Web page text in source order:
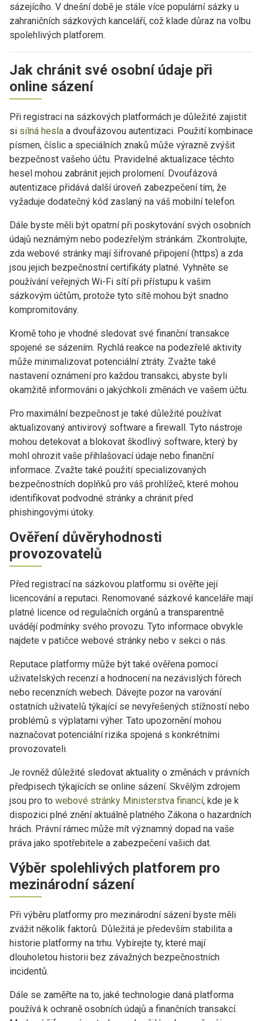
sázejícího. V dnešní době je stále více populární sázky u
zahraničních sázkových kanceláří, což klade důraz na volbu
spolehlivých platforem.
Jak chránit své osobní údaje při
online sázení
Při registraci na sázkových platformách je důležité zajistit
si silná hesla a dvoufázovou autentizaci. Použití kombinace
písmen, číslic a speciálních znaků může výrazně zvýšit
bezpečnost vašeho účtu. Pravidelné aktualizace těchto
hesel mohou zabránit jejich prolomení. Dvoufázová
autentizace přidává další úroveň zabezpečení tím, že
vyžaduje dodatečný kód zaslaný na váš mobilní telefon.
Dále byste měli být opatrní při poskytování svých osobních
údajů neznámým nebo podezřelým stránkám. Zkontrolujte,
zda webové stránky mají šifrované připojení (https) a zda
jsou jejich bezpečnostní certifikáty platné. Vyhněte se
používání veřejných Wi-Fi sítí při přístupu k vašim
sázkovým účtům, protože tyto sítě mohou být snadno
kompromitovány.
Kromě toho je vhodné sledovat své finanční transakce
spojené se sázením. Rychlá reakce na podezřelé aktivity
může minimalizovat potenciální ztráty. Zvažte také
nastavení oznámení pro každou transakci, abyste byli
okamžitě informováni o jakýchkoli změnách ve vašem účtu.
Pro maximální bezpečnost je také důležité používat
aktualizovaný antivirový software a firewall. Tyto nástroje
mohou detekovat a blokovat škodlivý software, který by
mohl ohrozit vaše přihlašovací údaje nebo finanční
informace. Zvažte také použití specializovaných
bezpečnostních doplňků pro váš prohlížeč, které mohou
identifikovat podvodné stránky a chránit před
phishingovými útoky.
Ověření důvěryhodnosti
provozovatelů
Před registrací na sázkovou platformu si ověřte její
licencování a reputaci. Renomované sázkové kanceláře mají
platné licence od regulačních orgánů a transparentně
uvádějí podmínky svého provozu. Tyto informace obvykle
najdete v patičce webové stránky nebo v sekci o nás.
Reputace platformy může být také ověřena pomocí
uživatelských recenzí a hodnocení na nezávislých fórech
nebo recenzních webech. Dávejte pozor na varování
ostatních uživatelů týkající se nevyřešených stížností nebo
problémů s výplatami výher. Tato upozornění mohou
naznačovat potenciální rizika spojená s konkrétními
provozovateli.
Je rovněž důležité sledovat aktuality o změnách v právních
předpisech týkajících se online sázení. Skvělým zdrojem
jsou pro to webové stránky Ministerstva financí, kde je k
dispozici plné znění aktuálně platného Zákona o hazardních
hrách. Právní rámec může mít významný dopad na vaše
práva jako spotřebitele a zabezpečení vašich dat.
Výběr spolehlivých platforem pro
mezinárodní sázení
Při výběru platformy pro mezinárodní sázení byste měli
zvážit několik faktorů. Důležitá je především stabilita a
historie platformy na trhu. Vybírejte ty, které mají
dlouholetou historii bez závažných bezpečnostních
incidentů.
Dále se zaměřte na to, jaké technologie daná platforma
používá k ochraně osobních údajů a finančních transakcí.